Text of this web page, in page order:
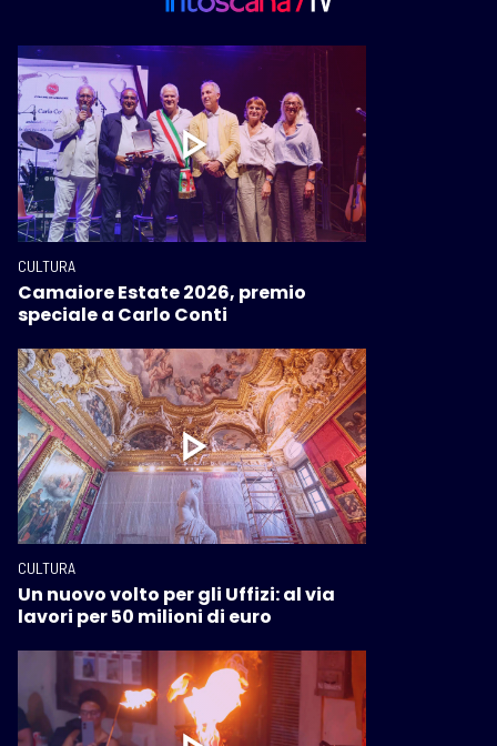
CULTURA
Camaiore Estate 2026, premio
speciale a Carlo Conti
CULTURA
Un nuovo volto per gli Uffizi: al via
lavori per 50 milioni di euro